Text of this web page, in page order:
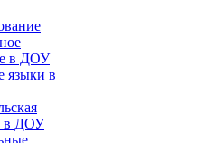
в ДОУ
языки в
в ДОУ